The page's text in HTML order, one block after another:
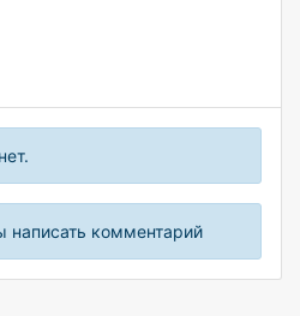
написать комментарий